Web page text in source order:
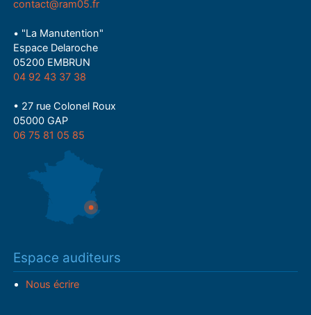
contact@ram05.fr
• "La Manutention"
Espace Delaroche
05200 EMBRUN
04 92 43 37 38
• 27 rue Colonel Roux
05000 GAP
06 75 81 05 85
Espace auditeurs
Nous écrire